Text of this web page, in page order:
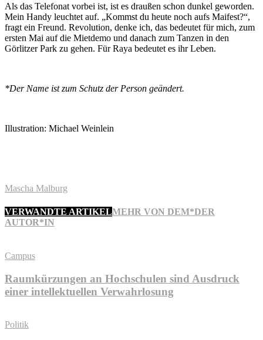
Als das Telefonat vorbei ist, ist es draußen schon dunkel geworden.
Mein Handy leuchtet auf. „Kommst du heute noch aufs Maifest?“,
fragt ein Freund. Revolution, denke ich, das bedeutet für mich, zum
ersten Mai auf die Mietdemo und danach zum Tanzen in den
Görlitzer Park zu gehen. Für Raya bedeutet es ihr Leben.
*Der Name ist zum Schutz der Person geändert.
Illustration: Michael Weinlein
Mascha Malburg
VERWANDTE ARTIKELMEHR VON DEM*DER
AUTOR*IN
Campus
Raumkürzungen an Hochschulen sind Ausdruck
einer intellektuellen Verwahrlosung
Politik